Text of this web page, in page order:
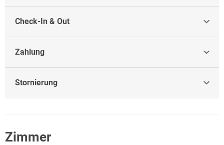
Check-In & Out
Zahlung
Stornierung
Zimmer